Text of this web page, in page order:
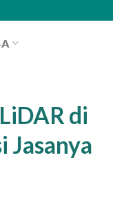
di
Jasanya